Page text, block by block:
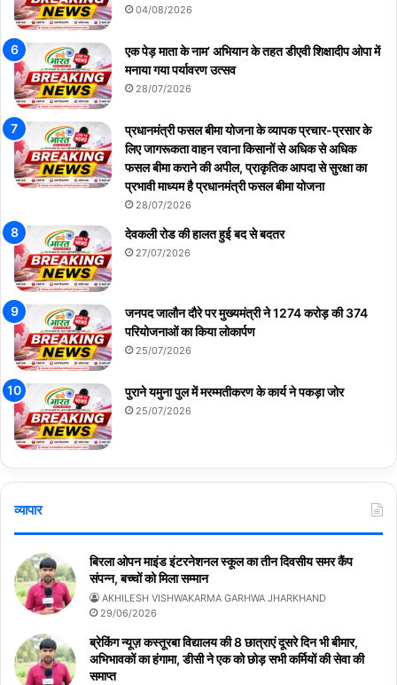
04/08/2026
एक पेड़ माता के नाम’ अभियान के तहत डीएवी शिक्षादीप ओपा में
मनाया गया पर्यावरण उत्सव
28/07/2026
प्रधानमंत्री फसल बीमा योजना के व्यापक प्रचार-प्रसार के
लिए जागरूकता वाहन रवाना किसानों से अधिक से अधिक
फसल बीमा कराने की अपील, प्राकृतिक आपदा से सुरक्षा का
प्रभावी माध्यम है प्रधानमंत्री फसल बीमा योजना
28/07/2026
देवकली रोड की हालत हुई बद से बदतर
27/07/2026
जनपद जालौन दौरे पर मुख्यमंत्री ने 1274 करोड़ की 374
परियोजनाओं का किया लोकार्पण
25/07/2026
पुराने यमुना पुल में मरम्मतीकरण के कार्य ने पकड़ा जोर
25/07/2026
व्यापार
बिरला ओपन माइंड इंटरनेशनल स्कूल का तीन दिवसीय समर कैंप
संपन्न, बच्चों को मिला सम्मान
AKHILESH VISHWAKARMA GARHWA JHARKHAND
29/06/2026
ब्रेकिंग न्यूज़ कस्तूरबा विद्यालय की 8 छात्राएं दूसरे दिन भी बीमार,
अभिभावकों का हंगामा, डीसी ने एक को छोड़ सभी कर्मियों की सेवा की
समाप्त